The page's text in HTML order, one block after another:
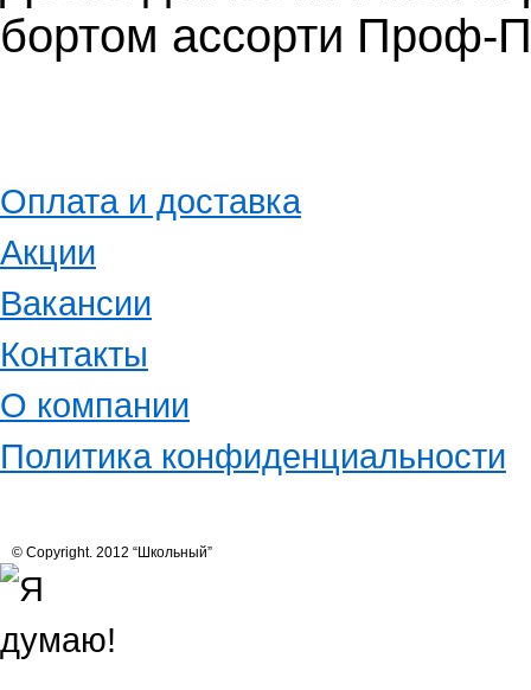
бортом ассорти Проф-
Оплата и доставка
Акции
Вакансии
Контакты
О компании
Политика конфиденциальности
© Copyright. 2012 “Школьный”